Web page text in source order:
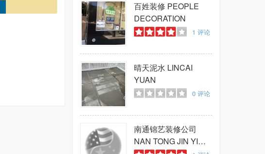
百姓装修 PEOPLE
DECORATION
1 评论
晴天泥水 LINCAI
YUAN
0 评论
南通锦艺装修公司
NAN TONG JIN YI